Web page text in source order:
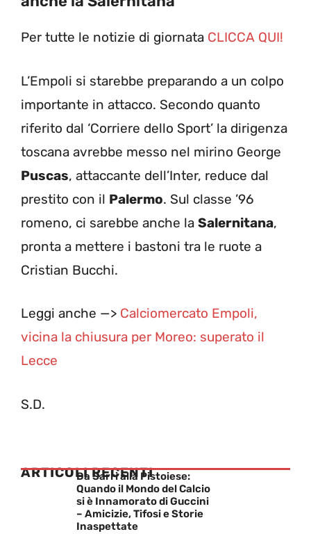
Per tutte le notizie di giornata CLICCA QUI!
L’Empoli si starebbe preparando a un colpo
importante in attacco. Secondo quanto
riferito dal ‘Corriere dello Sport’ la dirigenza
toscana avrebbe messo nel mirino George
Puscas, attaccante dell’Inter, reduce dal
prestito con il Palermo. Sul classe ’96
romeno, ci sarebbe anche la Salernitana,
pronta a mettere i bastoni tra le ruote a
Cristian Bucchi.
Leggi anche —> Calciomercato Empoli,
vicina la chiusura per Moreo: superato il
Lecce
S.D.
ARTICOLI RECENTI
Da Sarri alla Pistoiese:
Quando il Mondo del Calcio
si è Innamorato di Guccini
– Amicizie, Tifosi e Storie
Inaspettate